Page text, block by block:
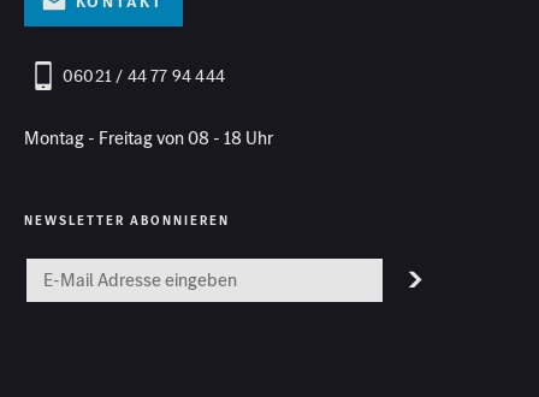
06021 / 44 77 94 444
Montag - Freitag von 08 - 18 Uhr
NEWSLETTER ABONNIEREN